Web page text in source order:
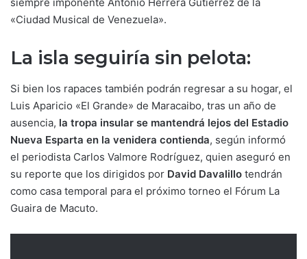
«Ciudad Musical de Venezuela».
La isla seguiría sin pelota:
Si bien los rapaces también podrán regresar a su hogar, el
Luis Aparicio «El Grande» de Maracaibo, tras un año de
ausencia, la tropa insular se mantendrá lejos del Estadio
Nueva Esparta en la venidera contienda, según informó
el periodista Carlos Valmore Rodríguez, quien aseguró en
su reporte que los dirigidos por David Davalillo tendrán
como casa temporal para el próximo torneo el Fórum La
Guaira de Macuto.